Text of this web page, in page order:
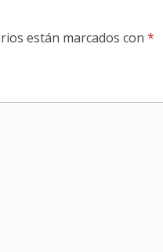
están marcados con *